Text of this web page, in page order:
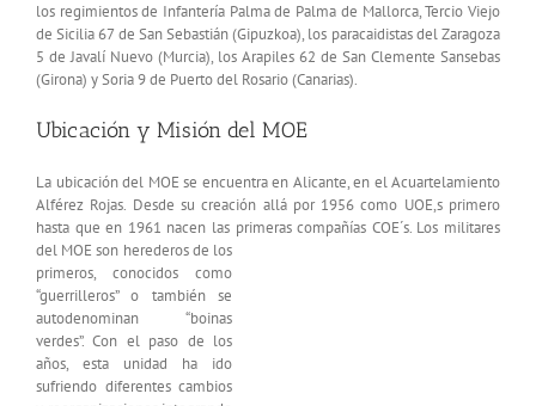
los regimientos de Infantería Palma de Palma de Mallorca, Tercio Viejo
de Sicilia 67 de San Sebastián (Gipuzkoa), los paracaidistas del Zaragoza
5 de Javalí Nuevo (Murcia), los Arapiles 62 de San Clemente Sansebas
(Girona) y Soria 9 de Puerto del Rosario (Canarias).
Ubicación y Misión del MOE
La ubicación del MOE se encuentra en Alicante, en el Acuartelamiento
Alférez Rojas. Desde su creación allá por 1956 como UOE,s primero
hasta que en 1961 nacen las primeras compañías COE´s. Los militares
del MOE son herederos de los
primeros, conocidos como
“guerrilleros” o también se
autodenominan “boinas
verdes”. Con el paso de los
años, esta unidad ha ido
sufriendo diferentes cambios